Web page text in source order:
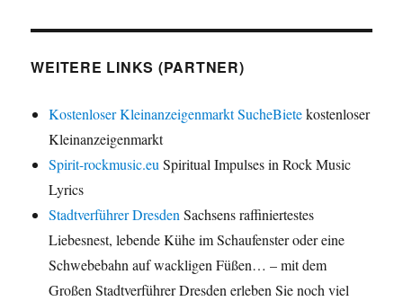
WEITERE LINKS (PARTNER)
Kostenloser Kleinanzeigenmarkt SucheBietekostenloser
Kleinanzeigenmarkt
Spirit-rockmusic.eu Spiritual Impulses in Rock Music
Lyrics
Stadtverführer Dresden Sachsens raffiniertestes
Liebesnest, lebende Kühe im Schaufenster oder eine
Schwebebahn auf wackligen Füßen… – mit dem
Großen Stadtverführer Dresden erleben Sie noch viel